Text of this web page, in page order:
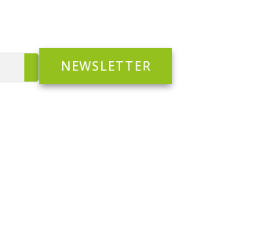
Search
NEWSLETTER